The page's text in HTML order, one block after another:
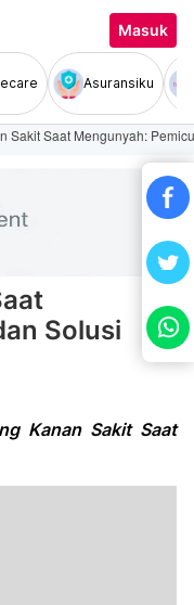
Masuk
Asuransiku
Sakit Saat Mengunyah:
Solusi
Kanan Sakit Saat